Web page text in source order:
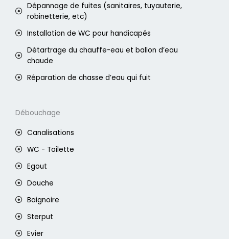
Dépannage de fuites (sanitaires, tuyauterie,
robinetterie, etc)
Installation de WC pour handicapés
Détartrage du chauffe-eau et ballon d’eau
chaude
Réparation de chasse d’eau qui fuit
Débouchage
Canalisations
WC - Toilette
Egout
Douche
Baignoire
Sterput
Evier